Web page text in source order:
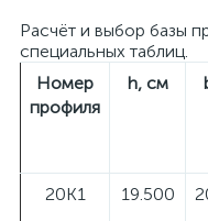
Расчёт и выбор базы
специальных таблиц.
Номер
профиля
h, см
20К1 19.500